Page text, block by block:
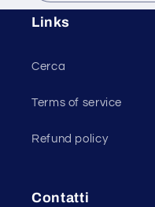
Links
Cerca
Terms of service
Refund policy
Contatti